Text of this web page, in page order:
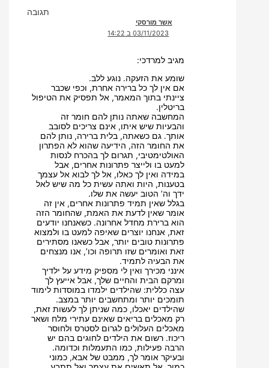
תגובה
אשר מורסקי
03/11/2023 ב 14:22
מגיב למרדכי:
שומע את הזעקה. נוגע ללב.
אם אין לך כל ברירה אחרת, וכפי שכבר
ציינתי בתוך המאמר, אל תפסיק את הטיפול
בריטלין.
המחשבה שאתה נותן להם חומר זה
והבעיות שיש איתו, אינם צריכים לסובב
אותך. גם כשאתה, בלית ברירה, נותן להם
את החומר הזה, הידיעה שהוא לא הפתרון
האולטימטיבי, תגרום לך בהכרח לנסות
למעט בו ולייצר פתרונות אחרים, אבל
במידה ואין לך כאלו, אל לך לבוא אל עצמך
בטענות, היות ואתה עשית כל מה שיש לאל
ידך וה’ הטוב יעשה את שלו.
בגלל שאין תמיד פתרונות אחרים, אין זה
אומר שאין לדעת את האמת, שהחומר הזה
הוא ברירת מחדל אחרונה. כשאנחנו יודעים
זאת, אנחנו יוצרים שאיפה למעט בו ולמצוא
פתרונות טובים יותר, אבל כשאנו מסתירים
זאת ואומרים שזו תרופה וכו’, אנו מנצחים
את הבעיה לתמיד.
אינני מכירך ואין לי מספיק מידע על ילדיך
ומרקם הבית והחיים שלך, אבל אייעץ לך
עצה כללית: שהילדים ילמדו במוסדות לימוד
תומכים יותר ומתחשבים יותר במצב.
שהילדים יאכלו, כמה שניתן לך לעשות זאת,
רק מאכלים בריאים שאינם עתירי מלח ושאר
מאכלים העלולים לגרום לסטרס ולחוסר
ריכוז. רשום את הילדים לחוגים בהם יש
הרבה פעילות, כמו התעמלות וכדומה.
ובעיקר אומר לך, ממבט של אבא, כמוני